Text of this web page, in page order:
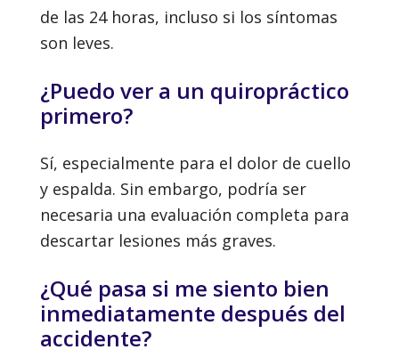
de las 24 horas, incluso si los síntomas
son leves.
¿Puedo ver a un quiropráctico
primero?
Sí, especialmente para el dolor de cuello
y espalda. Sin embargo, podría ser
necesaria una evaluación completa para
descartar lesiones más graves.
¿Qué pasa si me siento bien
inmediatamente después del
accidente?